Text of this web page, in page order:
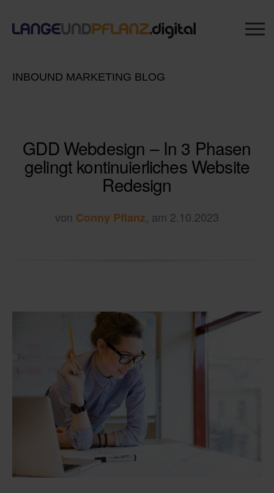
INBOUND MARKETING BLOG
GDD Webdesign – In 3 Phasen
gelingt kontinuierliches Website
Redesign
von Conny Pflanz, am 2.10.2023